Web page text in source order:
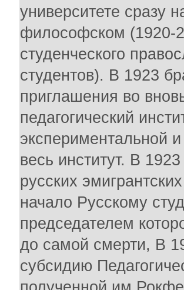
университете сразу
философском (1920-
студенческого
студентов). В 1923
приглашения во
педагогический
экспериментальной
весь институт. В
русских
начало Русскому
председателем
до самой смерти, В
субсидию